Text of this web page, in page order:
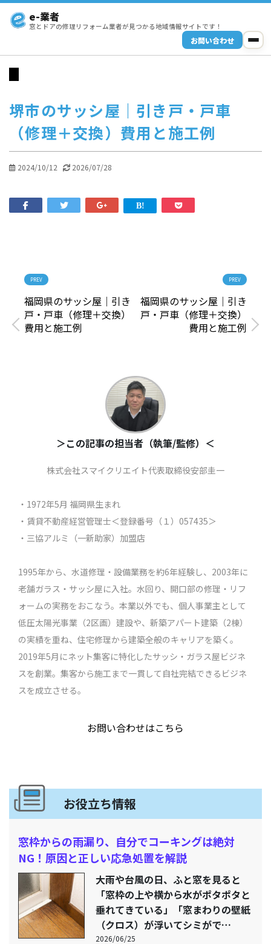
e-業者
窓とドアの修理リフォーム業者が見つかる地域情報サイトです！
お問い合わせ
堺市のサッシ屋｜引き戸・戸車
（修理＋交換）費用と施工例
2024/10/12 2026/07/28
PREV
福岡県のサッシ屋｜引き
戸・戸車（修理＋交換）
費用と施工例
PREV
福岡県のサッシ屋｜引き
戸・戸車（修理＋交換）
費用と施工例
＞この記事の担当者（執筆/監修）＜
株式会社スマイクリエイト代表取締役安部圭一
・1972年5月 福岡県生まれ
・賃貸不動産経営管理士＜登録番号（１）057435＞
・三協アルミ（一新助家）加盟店
1995年から、水道修理・設備業務を約6年経験し、2003年に
老舗ガラス・サッシ屋に入社。水回り、開口部の修理・リフ
ォームの実務をおこなう。本業以外でも、個人事業主として
低圧太陽光事業（2区画）建設や、新築アパート建築（2棟）
の実績を重ね、住宅修理から建築全般のキャリアを築く。
2019年5月にネット集客に特化したサッシ・ガラス屋ビジネ
スを創業。集客から施工まで一貫して自社完結できるビジネ
スを成立させる。
お問い合わせはこちら
お役立ち情報
窓枠からの雨漏り、自分でコーキングは絶対
NG！原因と正しい応急処置を解説
大雨や台風の日、ふと窓を見ると
「窓枠の上や横から水がポタポタと
垂れてきている」「窓まわりの壁紙
（クロス）が浮いてシミがで…
2026/06/25